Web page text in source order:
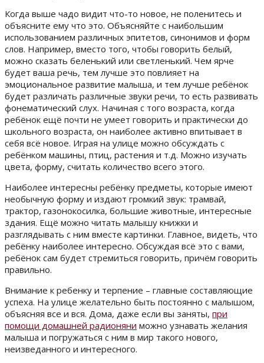
Когда выше чадо видит что-то новое, не поленитесь и
объясните ему что это. Объясняйте с наибольшим
использованием различных эпитетов, синонимов и форм
слов. Например, вместо того, чтобы говорить белый,
можно сказать беленький или светленький. Чем ярче
будет ваша речь, тем лучше это повлияет на
эмоциональное развитие малыша, и тем лучше ребёнок
будет различать различные звуки речи, то есть развивать
фонематический слух. Начиная с того возраста, когда
ребёнок ещё почти не умеет говорить и практически до
школьного возраста, он наиболее активно впитывает в
себя всё новое. Играя на улице можно обсуждать с
ребёнком машины, птиц, растения и т.д. Можно изучать
цвета, форму, считать количество всего этого.
Наиболее интересны ребёнку предметы, которые имеют
необычную форму и издают громкий звук: трамвай,
трактор, газонокосилка, большие животные, интересные
здания. Ещё можно читать малышу книжки и
разглядывать с ним вместе картинки. Главное, видеть, что
ребёнку наиболее интересно. Обсуждая всё это с вами,
ребёнок сам будет стремиться говорить, причём говорить
правильно.
Внимание к ребенку и терпение – главные составляющие
успеха. На улице желательно быть постоянно с малышом,
объясняя все и вся. Дома, даже если вы заняты, при
помощи домашней радионяни можно узнавать желания
малыша и погружаться с ним в мир такого нового,
неизведанного и интересного.